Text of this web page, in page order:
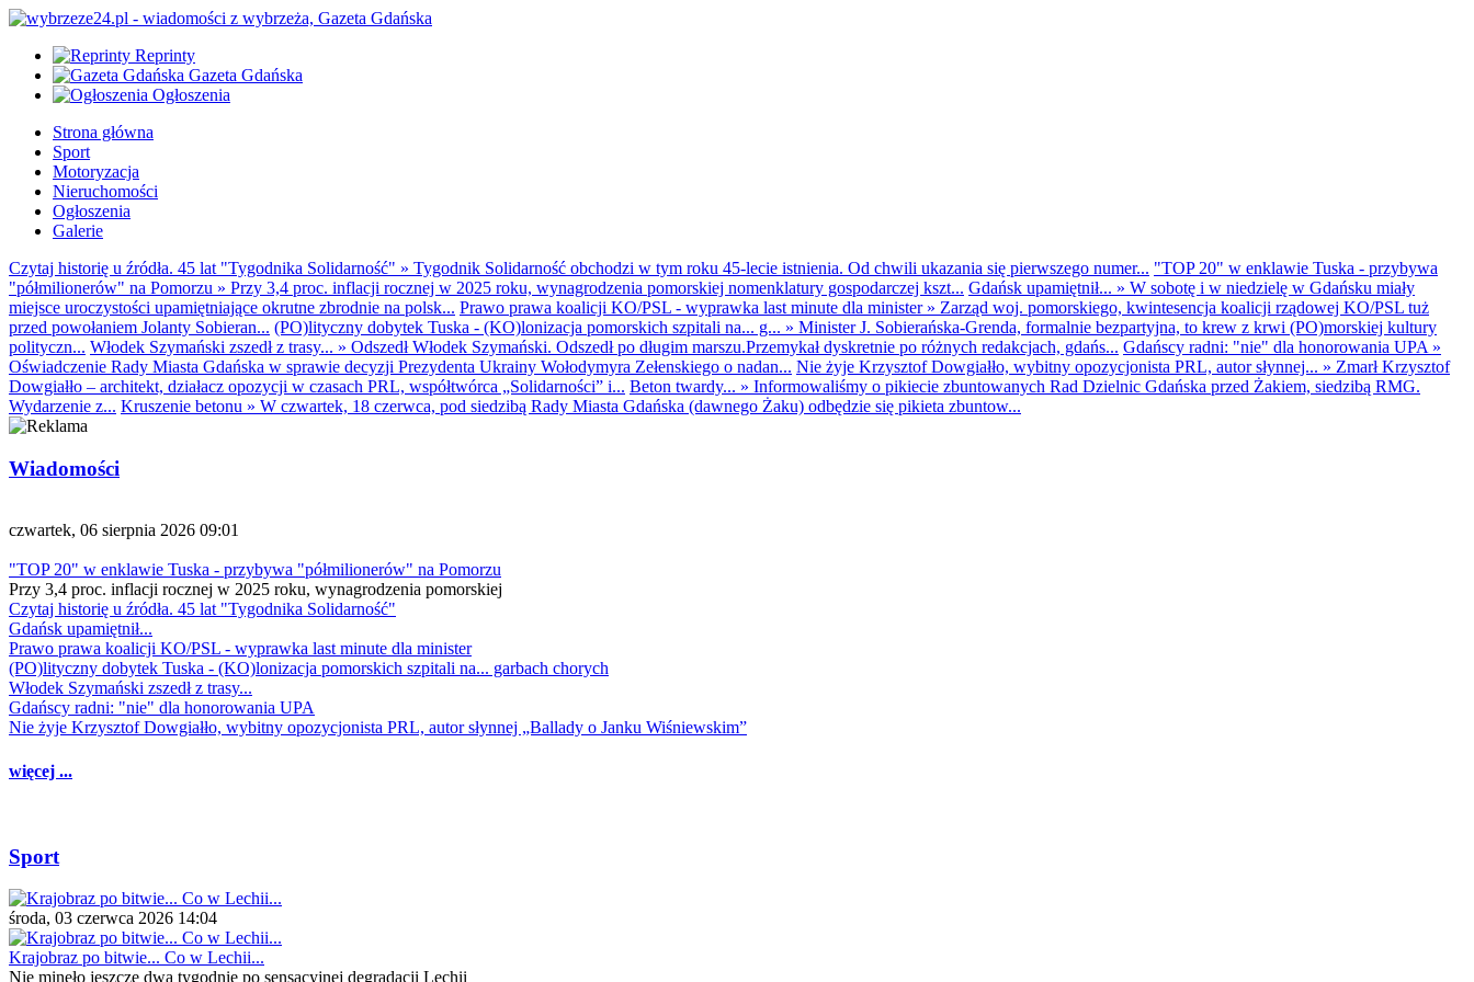
Reprinty
Gazeta Gdańska
Ogłoszenia
Strona główna
Sport
Motoryzacja
Nieruchomości
Ogłoszenia
Galerie
Czytaj historię u źródła. 45 lat "Tygodnika Solidarność" » Tygodnik Solidarność obchodzi w tym roku 45-lecie istnienia. Od chwili ukazania się pierwszego numer... "TOP 20" w enklawie Tuska - przybywa
"półmilionerów" na Pomorzu » Przy 3,4 proc. inflacji rocznej w 2025 roku, wynagrodzenia pomorskiej nomenklatury gospodarczej kszt... Gdańsk upamiętnił... » W sobotę i w niedzielę w Gdańsku miały
miejsce uroczystości upamiętniające okrutne zbrodnie na polsk... Prawo prawa koalicji KO/PSL - wyprawka last minute dla minister» Zarząd woj. pomorskiego, kwintesencja koalicji rządowej KO/PSL tuż
przed powołaniem Jolanty Sobieran... (PO)lityczny dobytek Tuska - (KO)lonizacja pomorskich szpitali na... g... » Minister J. Sobierańska-Grenda, formalnie bezpartyjna, to krew z krwi (PO)morskiej kultury
polityczn... Włodek Szymański zszedł z trasy... » Odszedł Włodek Szymański. Odszedł po długim marszu.Przemykał dyskretnie po różnych redakcjach, gdańs... Gdańscy radni: "nie" dla honorowania UPA »
Oświadczenie Rady Miasta Gdańska w sprawie decyzji Prezydenta Ukrainy Wołodymyra Zełenskiego o nadan... Nie żyje Krzysztof Dowgiałło, wybitny opozycjonista PRL, autor słynnej... » Zmarł Krzysztof
Dowgiałło – architekt, działacz opozycji w czasach PRL, współtwórca „Solidarności” i... Beton twardy... » Informowaliśmy o pikiecie zbuntowanych Rad Dzielnic Gdańska przed Żakiem, siedzibą RMG.
Wydarzenie z... Kruszenie betonu » W czwartek, 18 czerwca, pod siedzibą Rady Miasta Gdańska (dawnego Żaku) odbędzie się pikieta zbuntow...
Wiadomości
czwartek, 06 sierpnia 2026 09:01
"TOP 20" w enklawie Tuska - przybywa "półmilionerów" na Pomorzu
Przy 3,4 proc. inflacji rocznej w 2025 roku, wynagrodzenia pomorskiej
Czytaj historię u źródła. 45 lat "Tygodnika Solidarność"
Gdańsk upamiętnił...
Prawo prawa koalicji KO/PSL - wyprawka last minute dla minister
(PO)lityczny dobytek Tuska - (KO)lonizacja pomorskich szpitali na... garbach chorych
Włodek Szymański zszedł z trasy...
Gdańscy radni: "nie" dla honorowania UPA
Nie żyje Krzysztof Dowgiałło, wybitny opozycjonista PRL, autor słynnej „Ballady o Janku Wiśniewskim”
więcej ...
Sport
środa, 03 czerwca 2026 14:04
Krajobraz po bitwie... Co w Lechii...
Nie minęło jeszcze dwa tygodnie po sensacyjnej degradacji Lechii